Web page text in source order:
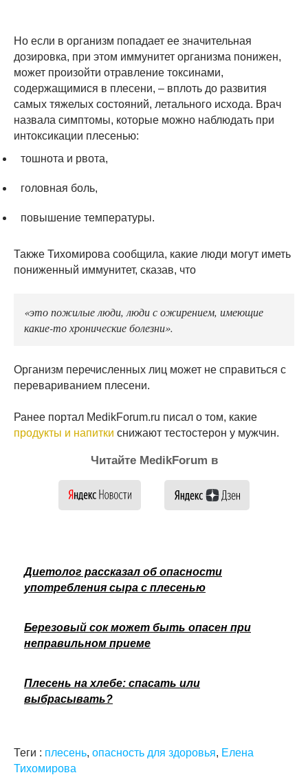
Но если в организм попадает ее значительная
дозировка, при этом иммунитет организма понижен,
может произойти отравление токсинами,
содержащимися в плесени, – вплоть до развития
самых тяжелых состояний, летального исхода. Врач
назвала симптомы, которые можно наблюдать при
интоксикации плесенью:
тошнота и рвота,
головная боль,
повышение температуры.
Также Тихомирова сообщила, какие люди могут иметь
пониженный иммунитет, сказав, что
«это пожилые люди, люди с ожирением, имеющие
какие-то хронические болезни».
Организм перечисленных лиц может не справиться с
перевариванием плесени.
Ранее портал MedikForum.ru писал о том, какие
продукты и напитки снижают тестостерон у мужчин.
Читайте MedikForum в
Диетолог рассказал об опасности
употребления сыра с плесенью
Березовый сок может быть опасен при
неправильном приеме
Плесень на хлебе: спасать или
выбрасывать?
Теги : плесень, опасность для здоровья, Елена
Тихомирова